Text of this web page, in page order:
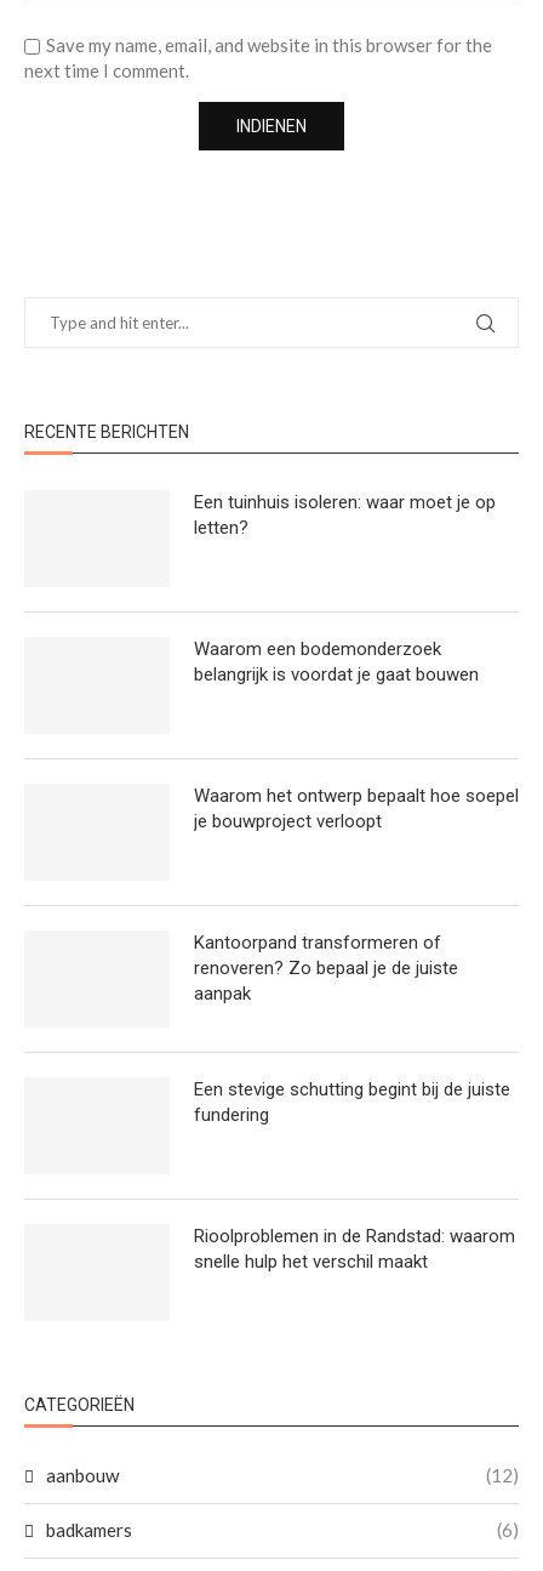
Save my name, email, and website in this browser for the
next time I comment.
RECENTE BERICHTEN
Een tuinhuis isoleren: waar moet je op
letten?
Waarom een bodemonderzoek
belangrijk is voordat je gaat bouwen
Waarom het ontwerp bepaalt hoe soepel
je bouwproject verloopt
Kantoorpand transformeren of
renoveren? Zo bepaal je de juiste
aanpak
Een stevige schutting begint bij de juiste
fundering
Rioolproblemen in de Randstad: waarom
snelle hulp het verschil maakt
CATEGORIEËN
aanbouw (12)
badkamers (6)